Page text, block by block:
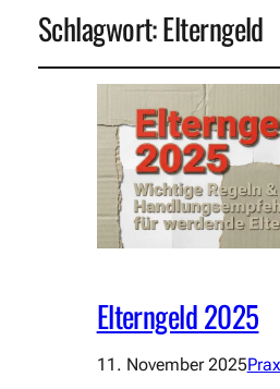
Schlagwort:Elterngeld
Elterngeld 2025
11. November 2025